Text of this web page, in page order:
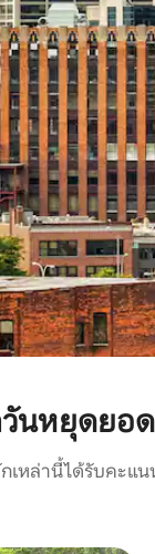
นหยุดยอด
เหล่านี้ได้รับคะแ